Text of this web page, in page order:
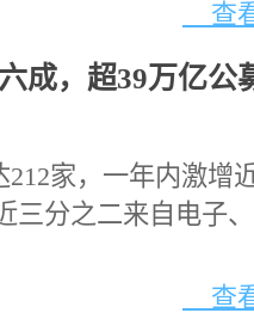
查
成，超39万亿公
家，一年内激增
三分之二来自电子
查